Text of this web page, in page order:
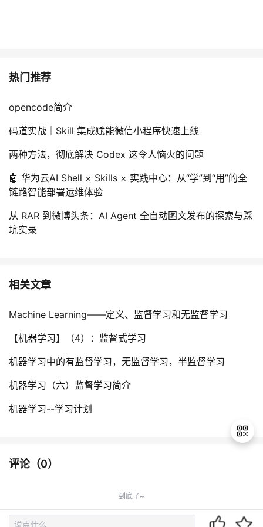
热门推荐
opencode简介
码道实战｜Skill 集成赋能微信小程序快速上线
两种方法，彻底解决 Codex 这令人恼火的问题
🤖 华为云AI Shell × Skills × 实践中心：从“学”到“用”的全
链路智能部署运维体验
从 RAR 到微博头条：AI Agent 全自动图文发布的探索与踩
坑实录
相关文章
Machine Learning——定义、监督学习和无监督学习
【机器学习】（4）：监督式学习
机器学习中的有监督学习，无监督学习，半监督学习
机器学习（六）监督学习简介
机器学习--学习计划
评论（0）
到底了~